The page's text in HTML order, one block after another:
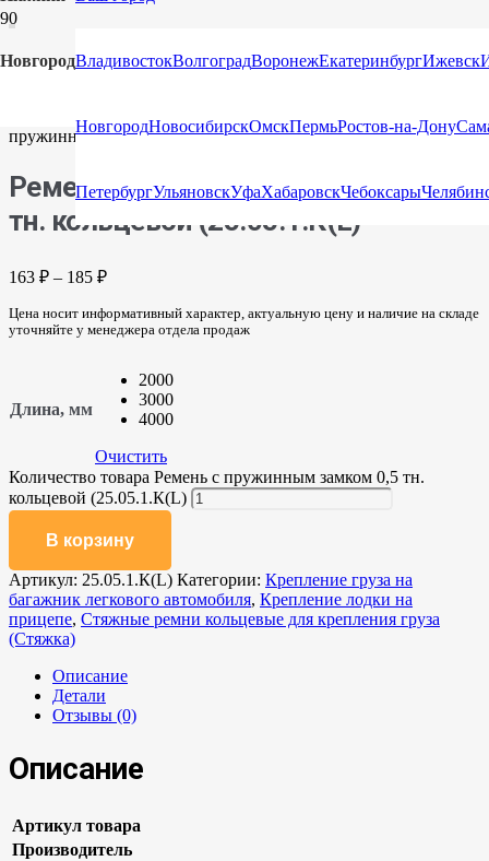
НовгородВладивостокВолгоградВоронежЕкатеринбургИжевск
НовгородНовосибирскОмскПермьРостов-на-Дону
ПетербургУльяновскУфаХабаровскЧебоксары
кольцевые для крепления груза (Стяжка)
/ Ремень с
пружинным замком 0,5 тн. кольцевой (25.05.1.К(L)
Ремень с пружинным замком 0,5
тн. кольцевой (25.05.1.К(L)
163 ₽ – 185 ₽
Цена носит информативный характер, актуальную цену и наличие на складе
уточняйте у менеджера отдела продаж
Длина, мм
2000
3000
4000
Очистить
Количество товара Ремень с пружинным замком 0,5 тн.
кольцевой (25.05.1.К(L)
В корзину
Артикул: 25.05.1.К(L) Категории: Крепление груза на
багажник легкового автомобиля, Крепление лодки на
прицепе, Стяжные ремни кольцевые для крепления груза
(Стяжка)
Описание
Детали
Отзывы (0)
Описание
Артикул товара
Производитель